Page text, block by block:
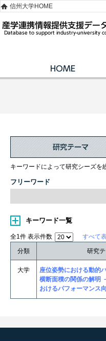
信州大学HOME
キーワードによって研究シーズを
フリーワード
キーワード一覧
全1件 表示件数 すべて
分類
研究
大学
座位姿勢における動的
横断面積の関係の解明
おけるパフォーマンス